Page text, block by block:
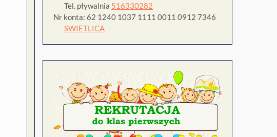
Tel. pływalnia 516330282
Nr konta: 62 1240 1037 1111 0011 0912 7346
SWIETLICA